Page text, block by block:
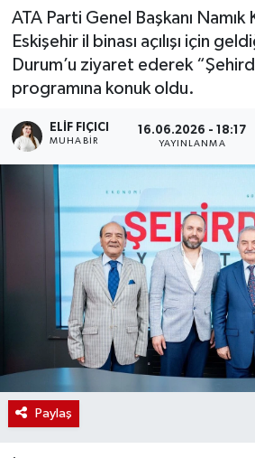
ATA Parti Genel Başkanı
Eskişehir il binası açılışı için
Durum’u ziyaret ederek
programına konuk oldu.
ELIF FIÇICI
MUHABIR
16.06.2026 - 18:17
YAYINLANMA
Paylaş
Son Dakika Haberleri
Haber Arşivi